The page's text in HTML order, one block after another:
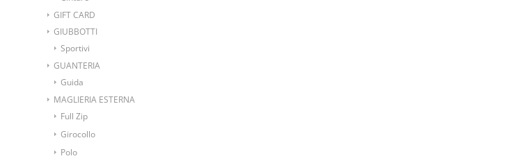
GIFT CARD
GIUBBOTTI
Sportivi
GUANTERIA
Guida
MAGLIERIA ESTERNA
Full Zip
Girocollo
Polo